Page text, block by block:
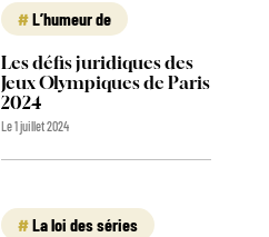
L’humeur de
Les défis juridiques des
Jeux Olympiques de Paris
2024
Le 1 juillet 2024
La loi des séries